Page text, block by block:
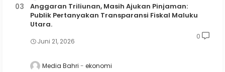
Anggaran Triliunan, Masih Ajukan Pinjaman:
Publik Pertanyakan Transparansi Fiskal Maluku
Utara.
Juni 21, 2026
0
Media Bahri ekonomi